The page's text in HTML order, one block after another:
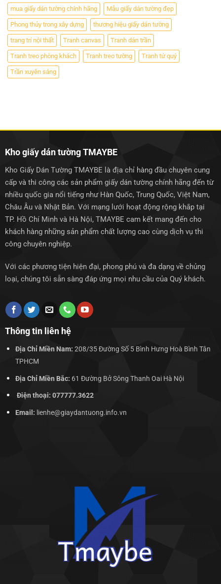
mua giấy dán tường chính hãng Mẫu giấy dán tường đẹp
Phong thủy trong xây dựng thương hiệu giấy dán tường
trang trí nội thất Tranh canvas Tranh dán trần
Tranh treo phòng khách Tranh treo tường Tranh tứ quý
Trần xuyên sáng
Kho giấy dán tường TMAYBE
Kho Giấy Dán Tường TMAYBE là địa chỉ hàng đầu chuyên cung
cấp và thi công các sản phẩm giấy dán tường chính hãng đến từ
nhiều quốc gia nổi tiếng như Hàn Quốc, Trung Quốc, Việt Nam,
Châu Âu và Nhật Bản. Với mạng lưới hoạt động rộng khắp tại
TP. Hồ Chí Minh và Hà Nội, TMAYBE cam kết mang đến cho
khách hàng những sản phẩm chất lượng cao cùng dịch vụ thi
công chuyên nghiệp.
Với các phương tiện hiện đại, phong phú và đa dạng về chủng
loại, chúng tôi sẵn sàng đáp ứng mọi nhu cầu của Quý khách.
Thông tin liên hệ
Địa Chỉ Miền Nam: 208/35 Đường Số 5 Bình Hưng Hoà Bình Tân
TPHCM
Địa Chỉ Miền Bắc: 61 Đường Bở Sông Thanh Oai Hà Nội
Điện thoại: 077777.3622
Email: lienhe@giaydantuong.info.vn